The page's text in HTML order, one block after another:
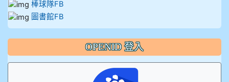
棒球隊FB
圖書館FB
OPENID 登入